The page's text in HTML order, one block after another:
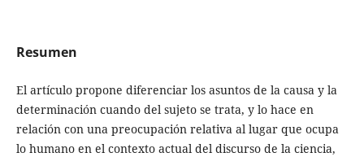
Resumen
El artículo propone diferenciar los asuntos de la causa y la
determinación cuando del sujeto se trata, y lo hace en
relación con una preocupación relativa al lugar que ocupa
lo humano en el contexto actual del discurso de la ciencia,